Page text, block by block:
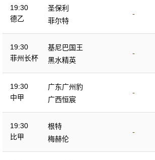
19:30
德乙
圣保利
-
菲尔特
19:30
菲州长杯
基尼巴国王
-
黑水精英
19:30
中甲
广东广州豹
-
广西恒宸
19:30
比甲
根特
-
梅赫伦